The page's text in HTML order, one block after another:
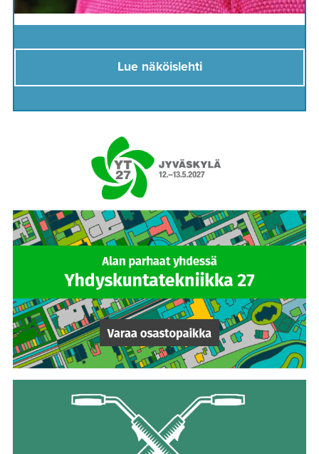
Lue näköislehti